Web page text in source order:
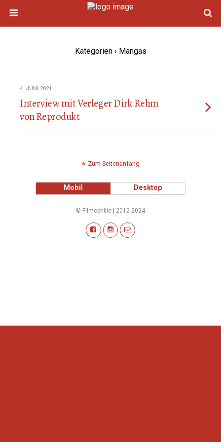
Kategorien › Mangas
4. JUNI 2021
Interview mit Verleger Dirk Rehm
von Reprodukt
Zum Seitenanfang
Mobil Desktop
© Filmophilie | 2012-2024